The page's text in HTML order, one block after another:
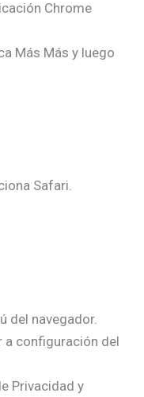
Chrome
Más Más y luego
Safari.
del navegador.
a configuración del
Privacidad y